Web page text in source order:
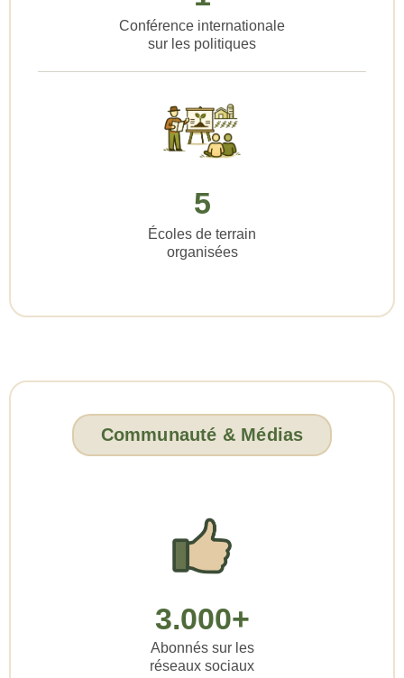
Conférence internationale
sur les politiques
5
Écoles de terrain
organisées
Communauté & Médias
3.000+
Abonnés sur les
réseaux sociaux